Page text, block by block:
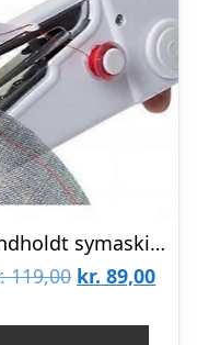
Håndholdt symaskine
119,00 Den
kr. 89,00Den